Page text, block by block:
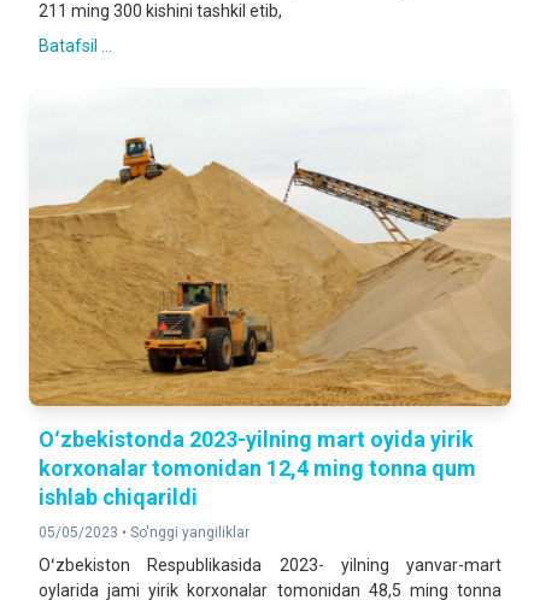
211 ming 300 kishini tashkil etib,
Batafsil ...
Oʻzbekistonda 2023-yilning mart oyida yirik
korxonalar tomonidan 12,4 ming tonna qum
ishlab chiqarildi
05/05/2023 • So'nggi yangiliklar
Oʻzbekiston Respublikasida 2023- yilning yanvar-mart
oylarida jami yirik korxonalar tomonidan 48,5 ming tonna